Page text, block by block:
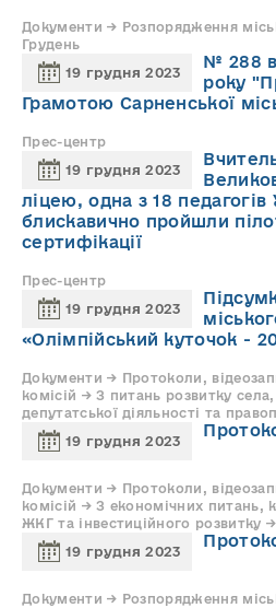
Документи → Розпорядження
Грудень
19 грудня 2023
№ 288
року
Грамотою Сарненської
Прес-центр
19 грудня 2023
ліцею, одна з 18 педагогів
блискавично пройшли
сертифікації
Прес-центр
19 грудня 2023
«Олімпійський куточок -
Документи → Протоколи,
комісій → З питань розвитку
депутатської діяльності та
19 грудня 2023
Документи → Протоколи,
комісій → З економічних питань,
ЖКГ та інвестиційного розвитку
19 грудня 2023
Документи → Розпорядження